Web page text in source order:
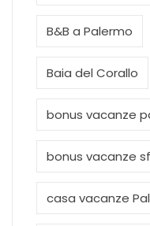
B&B a Palermo
Baia del Corallo
bonus vacanze
bonus vacanze
casa vacanze